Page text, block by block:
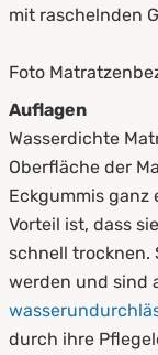
mit raschelnden
Foto
Auflagen
Wasserdichte
Oberfläche der
Eckgummis ganz
Vorteil ist, dass
schnell trocknen.
werden und sind
durch ihre